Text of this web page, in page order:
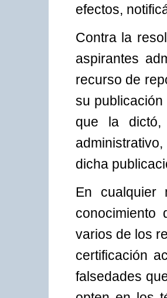
efectos,
Contra la
aspirantes
recurso de
su
que la dictó,
dicha
En cualquier
varios de los
certificación
falsedades